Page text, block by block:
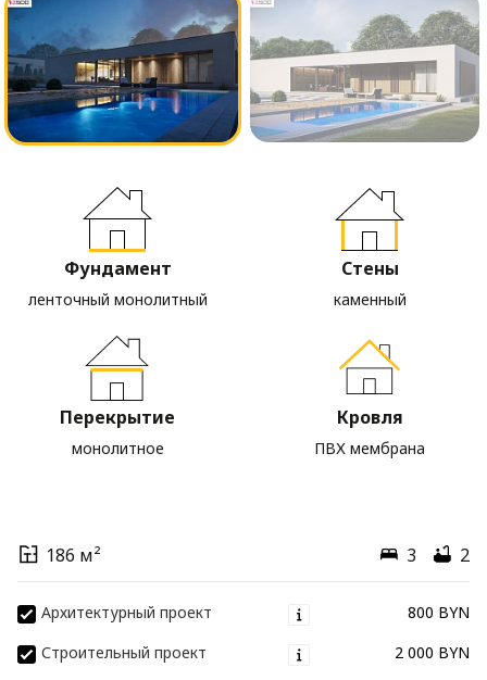
Фундамент
ленточный монолитный
Стены
каменный
Перекрытие
монолитное
Кровля
ПВХ мембрана
186 м² 3 2
Архитектурный проект
800 BYN
Строительный проект
2 000 BYN